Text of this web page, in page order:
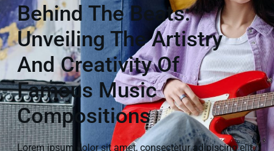
Behind The Beats:
Unveiling The Artistry
And Creativity Of
Famous Music
Compositions
Lorem ipsum dolor sit amet, consectetur adipiscing elit.